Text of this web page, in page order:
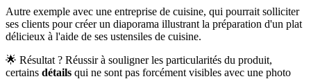
Autre exemple avec une entreprise de cuisine, qui pourrait solliciter
ses clients pour créer un diaporama illustrant la préparation d'un plat
délicieux à l'aide de ses ustensiles de cuisine.
🌟 Résultat ? Réussir à souligner les particularités du produit,
certains détails qui ne sont pas forcément visibles avec une photo